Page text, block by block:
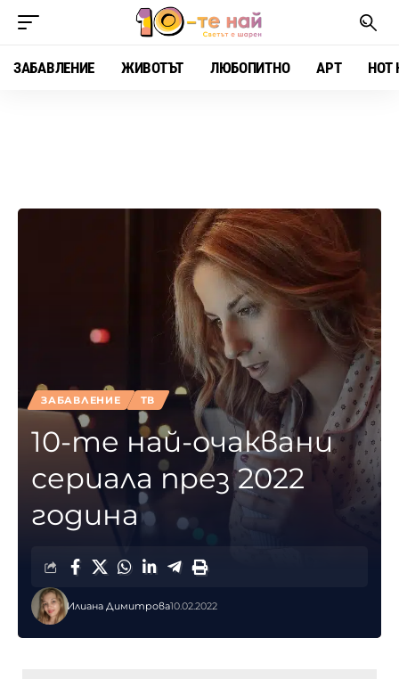
ЗАБАВЛЕНИЕ ЖИВОТЪТ ЛЮБОПИТНО АРТ HOT
ЗАБАВЛЕНИЕ ТВ
10-те най-очаквани
сериала през 2022
година
Илиана Димитрова10.02.2022